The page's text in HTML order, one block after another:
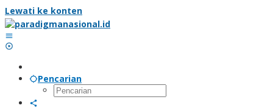
Lewati ke konten
Pencarian